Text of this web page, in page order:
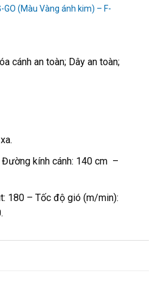
GO (Màu Vàng ánh kim) – F-
cánh an toàn; Dây an toàn;
Đường kính cánh: 140 cm –
180 – Tốc độ gió (m/min):